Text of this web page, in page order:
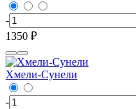
-
1350 ₽
Хмели-Сунели
-